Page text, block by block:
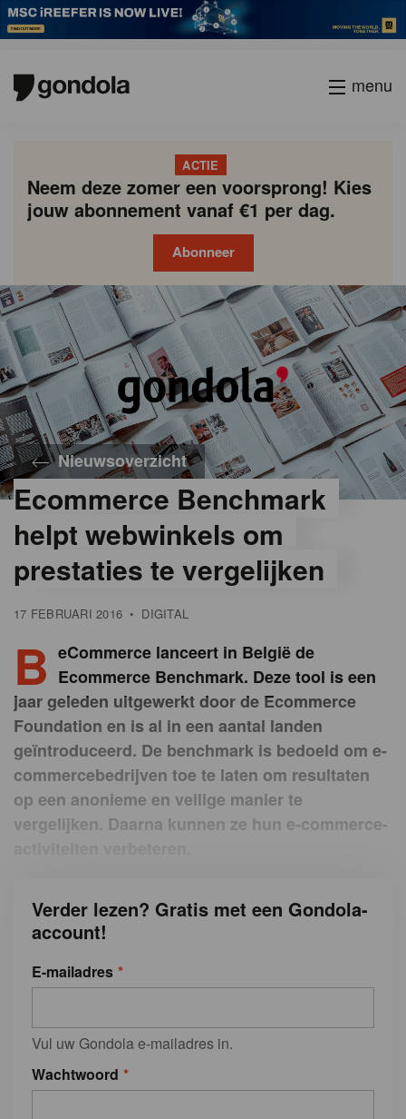
menu
ACTIE
Neem deze zomer een voorsprong! Kies
jouw abonnement vanaf €1 per dag.
Abonneer
Nieuwsoverzicht
Ecommerce Benchmark
helpt webwinkels om
prestaties te vergelijken
17 FEBRUARI 2016 • DIGITAL
B eCommerce lanceert in België de
Ecommerce Benchmark. Deze tool is een
jaar geleden uitgewerkt door de Ecommerce
Foundation en is al in een aantal landen
geïntroduceerd. De benchmark is bedoeld om e-
commercebedrijven toe te laten om resultaten
op een anonieme en veilige manier te
vergelijken. Daarna kunnen ze hun e-commerce-
Verder lezen? Gratis met een Gondola-
account!
E-mailadres
Vul uw Gondola e-mailadres in.
Wachtwoord
Gondola
academy
Gondola
society